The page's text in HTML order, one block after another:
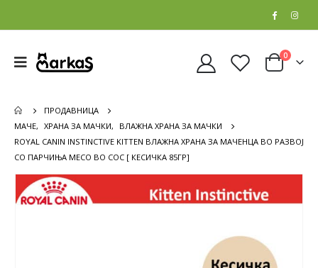
0
ПРОДАВНИЦА
МАЧЕ, ХРАНА ЗА МАЧКИ,
ВЛАЖНА ХРАНА ЗА МАЧКИ
ROYAL CANIN INSTINCTIVE KITTEN ВЛАЖНА ХРАНА ЗА МАЧЕНЦА ВО РАЗВОЈ
СО ПАРЧИЊА МЕСО ВО СОС [ КЕСИЧКА 85ГР]